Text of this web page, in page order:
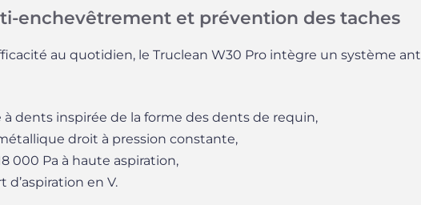
enchevêtrement et prévention des taches
au quotidien, le Truclean W30 Pro intègre un système
à dents inspirée de la forme des dents de requin,
droit à pression constante,
000 Pa à haute aspiration,
d’aspiration en V.